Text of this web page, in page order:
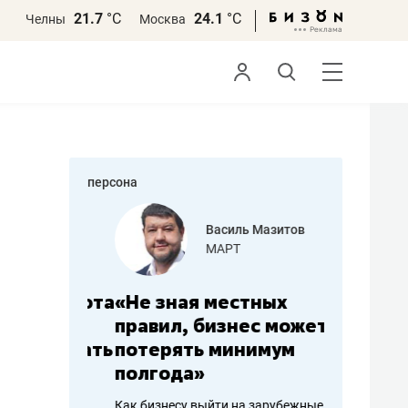
Челны 21.7 °С Москва 24.1 °С
персона
работа
Василь Мазитов
МАРТ
«Не зная местных
правил, бизнес может
потерять минимум
полгода»